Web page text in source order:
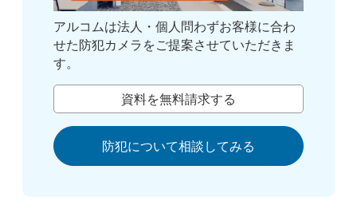
アルコムは法人・個人問わずお客様に合わ
せた防犯カメラをご提案させていただきま
す。
資料を無料請求する
防犯について相談してみる